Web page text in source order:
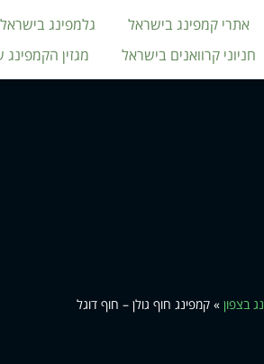
אתרי קמפינג בישראל
גלמפינג בישראל
חניוני קרוואנים בישראל
מגזין
בצפון » קמפינג חוף גולן – חוף דוגל